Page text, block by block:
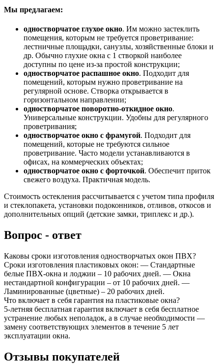
Мы предлагаем:
одностворчатое глухое окно. Им можно застеклить
помещения, которым не требуется проветривание:
лестничные площадки, санузлы, хозяйственные блоки и
др. Обычно глухие окна с 1 створкой наиболее
доступны по цене из-за простой конструкции;
одностворчатое распашное окно. Подходит для
помещений, которым нужно проветривание на
регулярной основе. Створка открывается в
горизонтальном направлении;
одностворчатое поворотно-откидное окно.
Универсальные конструкции. Удобны для регулярного
проветривания;
одностворчатое окно с фрамугой. Подходит для
помещений, которые не требуются сильное
проветривание. Часто модели устанавливаются в
офисах, на коммерческих объектах;
одностворчатое окно с форточкой. Обеспечит приток
свежего воздуха. Практичная модель.
Стоимость остекления рассчитывается с учетом типа профиля
и стеклопакета, установки подоконников, отливов, откосов и
дополнительных опций (детские замки, триплекс и др.).
Вопрос - ответ
Каковы сроки изготовления одностворчатых окон ПВХ?
Сроки изготовления пластиковых окон: — Стандартные
белые ПВХ-окна и лоджии – 10 рабочих дней. — Окна
нестандартной конфигурации – от 10 рабочих дней. —
Ламинированные (цветные) – 20 рабочих дней.
Что включает в себя гарантия на пластиковые окна?
5-летняя бесплатная гарантия включает в себя бесплатное
устранение любых неполадок, а в случае необходимости —
замену соответствующих элементов в течение 5 лет
эксплуатации окна.
Отзывы покупателей